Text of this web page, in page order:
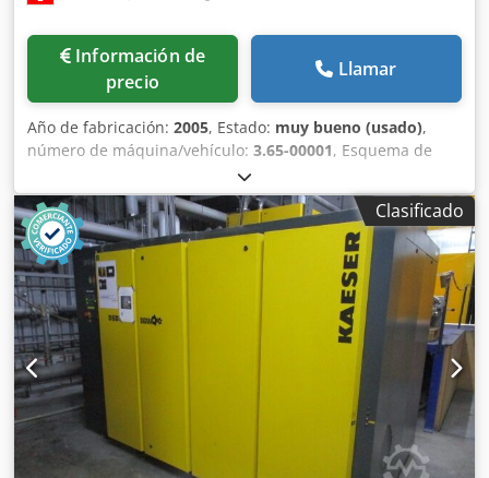
Información de
precio
Llamar
Año de fabricación: 2005, Estado: muy bueno (usado),
número de máquina/vehículo: 3.65-00001, Esquema de
conexiones nº: 8.62-00001 Equipamiento / más detalles:
Consta de: -cinta transportadora de entrada -máquina -
estación de recuento -cinta transportadora de retirada
Dsdpfx Ahjpr Ut Nj Ssck
Clasificado